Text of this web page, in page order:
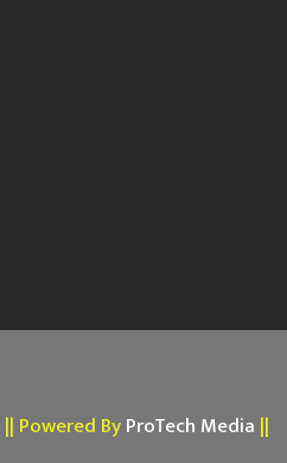
|| Powered ByProTech Media ||